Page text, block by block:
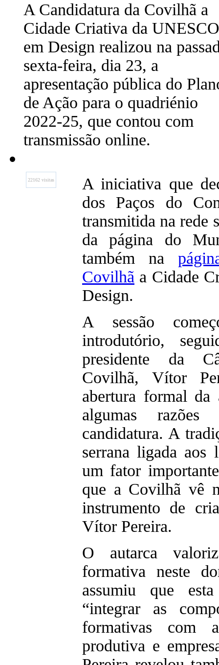
A Candidatura da Covilhã a
Cidade Criativa da UNESCO
em Design realizou na
sexta-feira, dia 23, a
apresentação pública do
de Ação para o quadriénio
2022-25, que contou com
transmissão online.
22162 visitas
A iniciativa que
dos Paços do
transmitida na rede
da página do
também na
Covilhã a Cidade
Design.
A sessão
introdutório,
presidente da
Covilhã, Vítor
abertura formal da
algumas razões
candidatura. A
serrana ligada aos
um fator
que a Covilhã vê
instrumento de
Vítor Pereira.
O autarca
formativa neste
assumiu que
“integrar as
formativas com
produtiva e